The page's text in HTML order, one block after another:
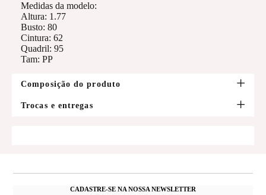
Medidas da modelo:
Altura: 1.77
Busto: 80
Cintura: 62
Quadril: 95
Tam: PP
Composição do produto
Trocas e entregas
CADASTRE-SE NA NOSSA NEWSLETTER